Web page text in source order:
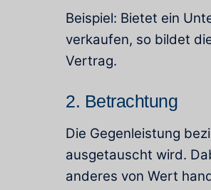
Beispiel: Bietet ein
verkaufen, so bildet
Vertrag.
2. Betrachtung
Die Gegenleistung
ausgetauscht wird.
anderes von Wert